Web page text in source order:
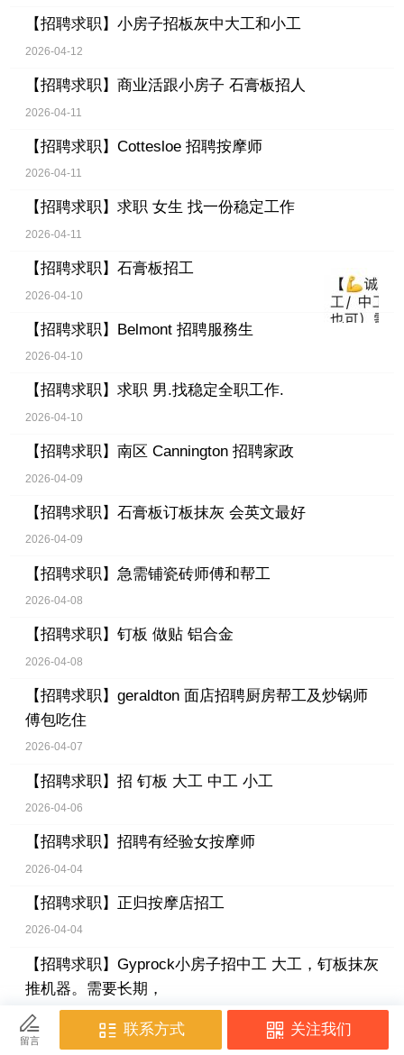
【招聘求职】 小房子招板灰中大工和小工
2026-04-12
【招聘求职】 商业活跟小房子 石膏板招人
2026-04-11
【招聘求职】 Cottesloe 招聘按摩师
2026-04-11
【招聘求职】 求职 女生 找一份稳定工作
2026-04-11
【招聘求职】 石膏板招工
2026-04-10
【招聘求职】 Belmont 招聘服務生
2026-04-10
【招聘求职】 求职 男.找稳定全职工作.
2026-04-10
【招聘求职】 南区 Cannington 招聘家政
2026-04-09
【招聘求职】 石膏板订板抹灰 会英文最好
2026-04-09
【招聘求职】 急需铺瓷砖师傅和帮工
2026-04-08
【招聘求职】 钉板 做贴 铝合金
2026-04-08
【招聘求职】 geraldton 面店招聘厨房帮工及炒锅师
傅包吃住
2026-04-07
【招聘求职】 招 钉板 大工 中工 小工
2026-04-06
【招聘求职】 招聘有经验女按摩师
2026-04-04
【招聘求职】 正归按摩店招工
2026-04-04
【招聘求职】 Gyprock小房子招中工 大工，钉板抹灰
推机器。需要长期，
2026-04-03
【招聘求职】Leederville中餐馆招厨房帮工